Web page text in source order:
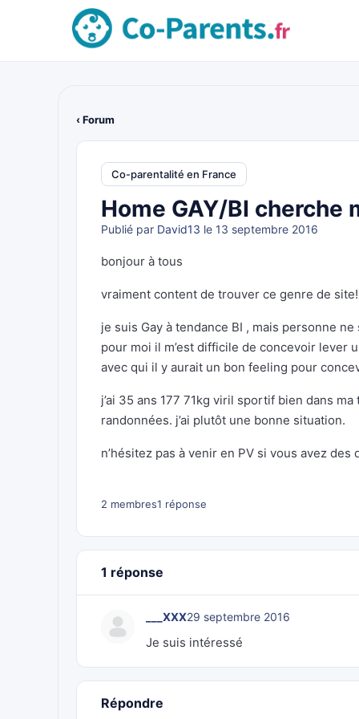
‹ Forum
Co-parentalité en France
Home GAY/BI cherche
Publié par David13 le 13 septembre 2016
bonjour à tous
vraiment content de trouver ce genre de site!
je suis Gay à tendance BI , mais personne
pour moi il m’est difficile de concevoir lever
avec qui il y aurait un bon feeling pour
j’ai 35 ans 177 71kg viril sportif bien dans
randonnées. j’ai plutôt une bonne situation.
n’hésitez pas à venir en PV si vous avez des
2 membres1 réponse
1 réponse
___XXX29 septembre 2016
Je suis intéressé
Répondre